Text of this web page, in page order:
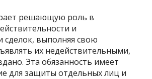
решающую роль в
и
сделок, выполняя свою
их недействительными,
Эта обязанность имеет
для защиты отдельных лиц и